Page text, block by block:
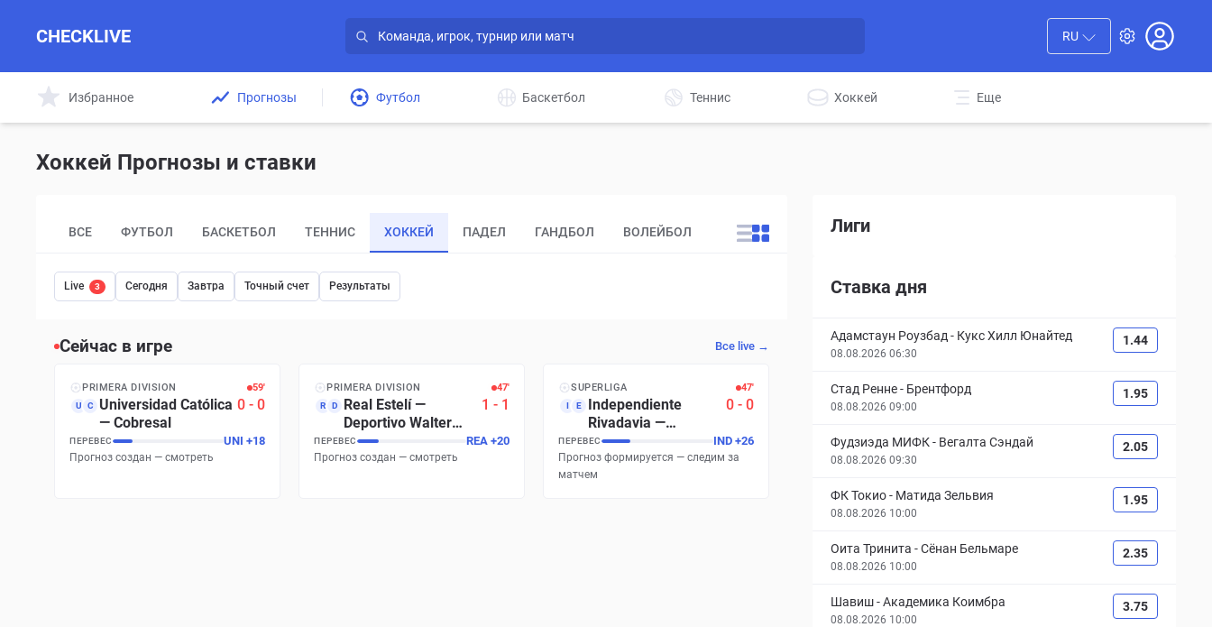
CHECKLIVE RU
Избранное Прогнозы Футбол Баскетбол Теннис Хоккей Еще
Хоккей Прогнозы и ставки
ВСЕ ФУТБОЛ БАСКЕТБОЛ ТЕННИС ХОККЕЙ ПАДЕЛ ГАНДБОЛ ВОЛЕЙБОЛ ДРУГИЕ
Live 3 Сегодня Завтра Точный счет Результаты
Сейчас в игре Все live →
PRIMERA DIVISION 59′
U C
Universidad Católica
— Cobresal
0 -0
ПЕРЕВЕС UNI +18
Прогноз создан — смотреть
PRIMERA DIVISION 47′
R D Real Estelí—
Deportivo Walter
Ferretti
1 - 1
ПЕРЕВЕС REA +20
Прогноз создан — смотреть
SUPERLIGA 47′
I E
Independiente
Rivadavia —
Estudiantes de Río
Cuarto
0 -0
ПЕРЕВЕС IND +26
Прогноз формируется — следим за
матчем
Лиги
Ставка дня
Адамстаун Роузбад - Кукс Хилл Юнайтед
08.08.2026 06:30
1.44
Стад Ренне- Брентфорд
08.08.2026 09:00
1.95
Фудзиэда МИФК- Вегалта Сэндай
08.08.2026 09:30
2.05
ФК Токио- Матида Зельвия
08.08.2026 10:00
1.95
Оита Тринита -Сёнан Бельмаре
08.08.2026 10:00
2.35
Шавиш-Академика Коимбра
08.08.2026 10:00
3.75